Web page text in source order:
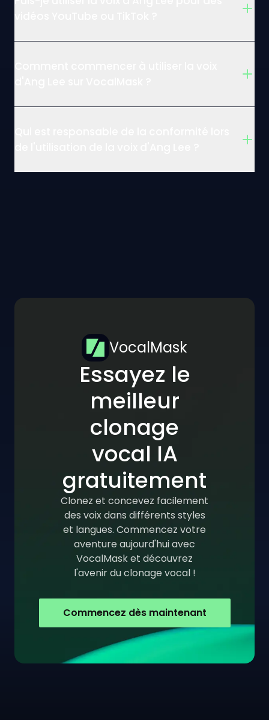
VocalMask
Essayez le
meilleur
clonage
vocal IA
gratuitement
Clonez et concevez facilement
des voix dans différents styles
et langues. Commencez votre
aventure aujourd'hui avec
VocalMask et découvrez
l'avenir du clonage vocal !
Commencez dès maintenant